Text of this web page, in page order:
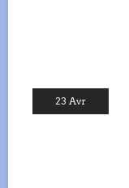
23 Avr